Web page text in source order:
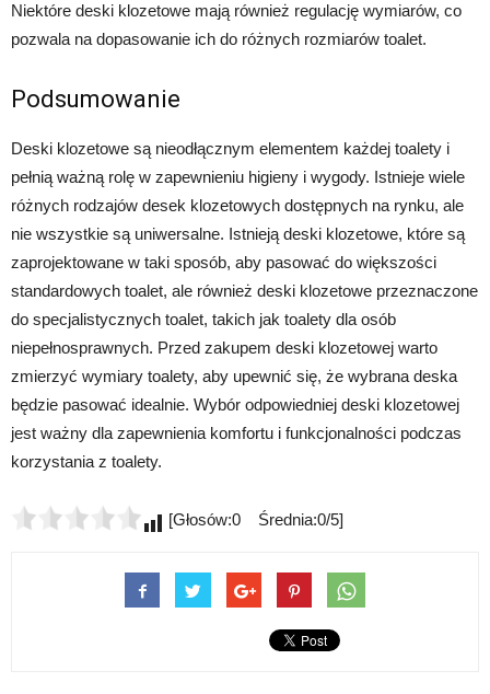
Niektóre deski klozetowe mają również regulację wymiarów, co
pozwala na dopasowanie ich do różnych rozmiarów toalet.
Podsumowanie
Deski klozetowe są nieodłącznym elementem każdej toalety i
pełnią ważną rolę w zapewnieniu higieny i wygody. Istnieje wiele
różnych rodzajów desek klozetowych dostępnych na rynku, ale
nie wszystkie są uniwersalne. Istnieją deski klozetowe, które są
zaprojektowane w taki sposób, aby pasować do większości
standardowych toalet, ale również deski klozetowe przeznaczone
do specjalistycznych toalet, takich jak toalety dla osób
niepełnosprawnych. Przed zakupem deski klozetowej warto
zmierzyć wymiary toalety, aby upewnić się, że wybrana deska
będzie pasować idealnie. Wybór odpowiedniej deski klozetowej
jest ważny dla zapewnienia komfortu i funkcjonalności podczas
korzystania z toalety.
[Głosów:0 Średnia:0/5]